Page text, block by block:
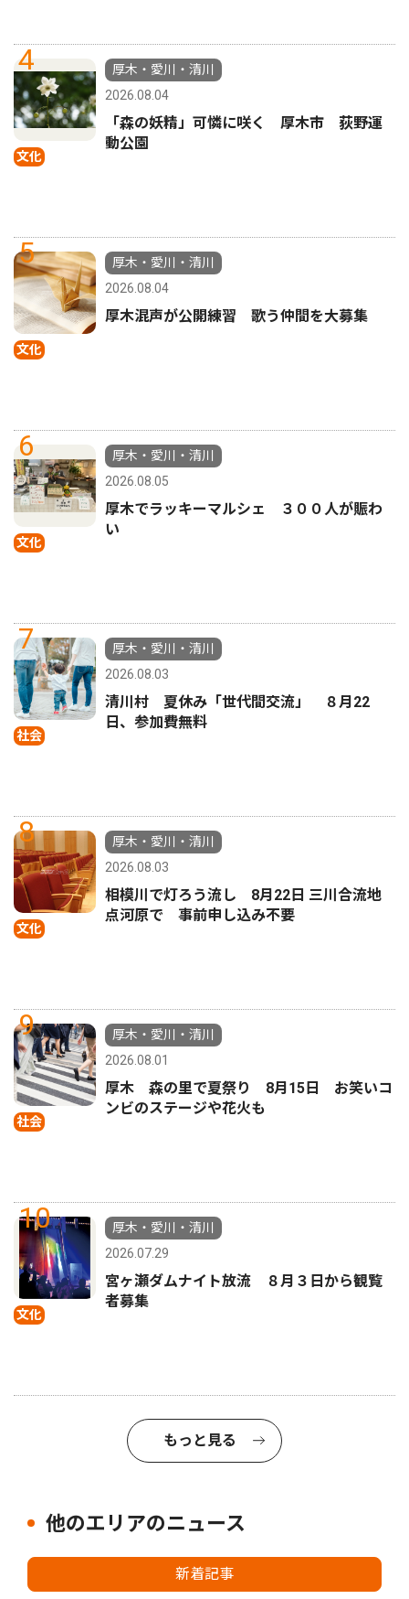
4
文化
厚木・愛川・清川
2026.08.04
「森の妖精」可憐に咲く 厚木市 荻野運
動公園
5
文化
厚木・愛川・清川
2026.08.04
厚木混声が公開練習 歌う仲間を大募集
6
文化
厚木・愛川・清川
2026.08.05
厚木でラッキーマルシェ ３００人が賑わ
い
7
社会
厚木・愛川・清川
2026.08.03
清川村 夏休み「世代間交流」 ８月22
日、参加費無料
8
文化
厚木・愛川・清川
2026.08.03
相模川で灯ろう流し 8月22日 三川合流地
点河原で 事前申し込み不要
9
社会
厚木・愛川・清川
2026.08.01
厚木 森の里で夏祭り 8月15日 お笑いコ
ンビのステージや花火も
10
文化
厚木・愛川・清川
2026.07.29
宮ヶ瀬ダムナイト放流 ８月３日から観覧
者募集
もっと見る
他のエリアのニュース
新着記事